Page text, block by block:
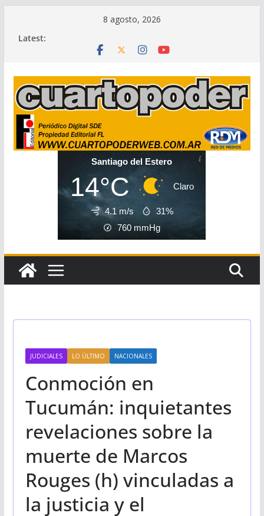
8 agosto, 2026
Latest:
Santiago del Estero
14°C Claro
4.1 m/s
31%
760 mmHg
JUDICIALES LO ÚLTIMO NACIONALES
Conmoción en
Tucumán: inquietantes
revelaciones sobre la
muerte de Marcos
Rouges (h) vinculadas a
la justicia y el